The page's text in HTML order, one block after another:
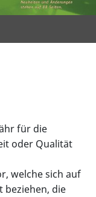
für die
oder Qualität
welche sich auf
beziehen, die